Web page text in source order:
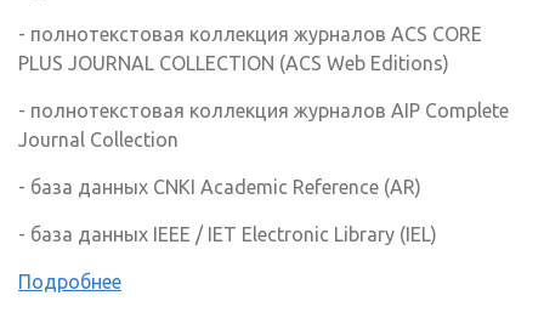
- полнотекстовая коллекция журналов ACS CORE
PLUS JOURNAL COLLECTION (ACS Web Editions)
- полнотекстовая коллекция журналов AIP Complete
Journal Collection
- база данных CNKI Academic Reference (AR)
- база данных IEEE / IET Electronic Library (IEL)
Подробнее